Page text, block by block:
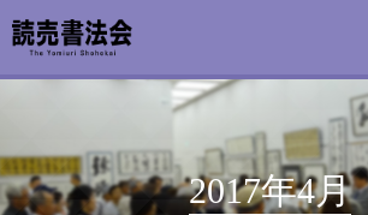
2017年4月
お知らせ